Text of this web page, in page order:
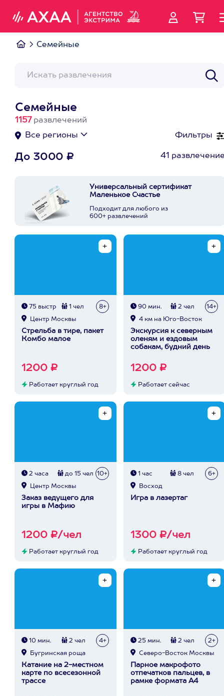
Семейные
Семейные
1157 развлечений
Фильтры
Все регионы
До 3000 ₽ 41
Универсальный сертификат
Маленькое Счастье
Подходит для любого из
600+ развлечений
75 выстр 1 чел 8+
Центр Москвы
Стрельба в тире, пакет
Комбо малое
1200 ₽
Работает круглый год
90 мин. 2 чел 14+
4 км на Юго-Восток
Экскурсия к северным
оленям и ездовым
собакам, будний день
1200 ₽
Работает сейчас
2 часа до 15 чел 10+
Центр Москвы
Заказ ведущего для
игры в Мафию
1200 ₽/чел
Работает круглый год
1 час 8 чел 6+
Восход
Игра в лазертаг
1300 ₽/чел
Работает круглый год
10 мин. 2 чел 4+
Бугринская роща
Катание на 2-местном
карте по всесезонной
трассе
25 мин. 2 чел 2+
Северо-Восток Москвы
Парное макрофото
отпечатков пальцев, в
рамке формата А4